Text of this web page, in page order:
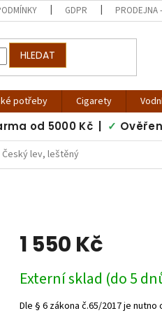
GDPR PRODEJNA
HLEDAT
potřeby Cigarety
od 5000 Kč | ✓
lev, leštěný
1 550 Kč
cena:
Externí sklad (do 5